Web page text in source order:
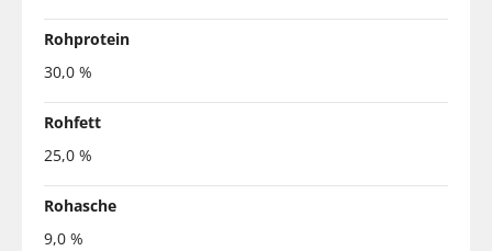
Rohprotein
30,0 %
Rohfett
25,0 %
Rohasche
9,0 %